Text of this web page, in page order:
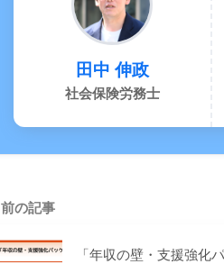
田中 伸政
社会保険労務士
前の記事
「年収の壁・支援強化パ